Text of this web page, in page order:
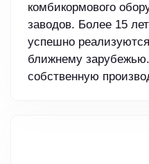
комбикормового
заводов. Более 15
успешно
ближнему
собственную